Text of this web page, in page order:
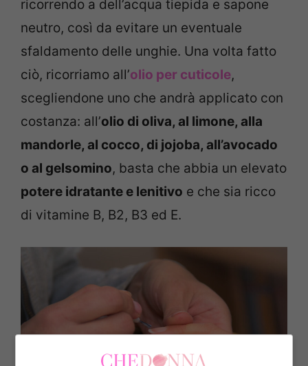
ricorrendo a dell’acqua tiepida e sapone
neutro, così da evitare un eventuale
sfaldamento delle unghie. Una volta fatto
ciò, ricorriamo all’olio per cuticole,
scegliendone uno che andrà applicato con
costanza: all’olio di oliva, al limone, alla
mandorle, al cocco, di jojoba, all’avocado
o al gelsomino, basta che abbia un elevato
potere idratante e lenitivo e che sia ricco
di vitamine B, B2, B3 ed E.